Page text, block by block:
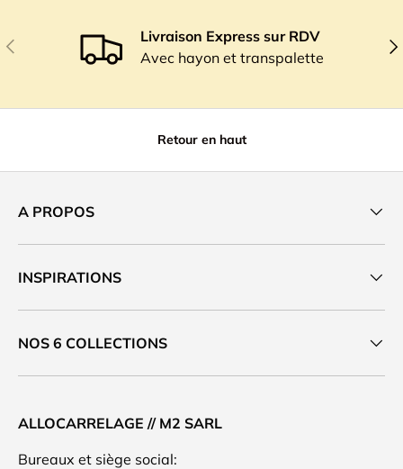
Précédent
Livraison Express sur RDV
Avec hayon et transpalette
Retour en haut
A PROPOS
INSPIRATIONS
NOS 6 COLLECTIONS
ALLOCARRELAGE // M2 SARL
Bureaux et siège social: